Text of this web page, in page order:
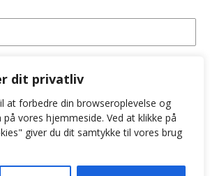
dit privatliv
at forbedre din browseroplevelse og
på vores hjemmeside. Ved at klikke på
giver du dit samtykke til vores brug